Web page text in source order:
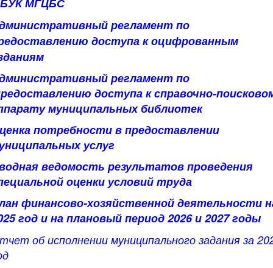
МГЦБС
регламент по
доступа к оцифрованным
регламент по
доступа к справочно-
муниципальных библиотек
потребности в предоставлении
услуг
ведомость результатов проведения
оценки условий труда
финансово-хозяйственной деятельности
год и на плановый период 2026 и 2027 годы
об исполнении муниципального задания за